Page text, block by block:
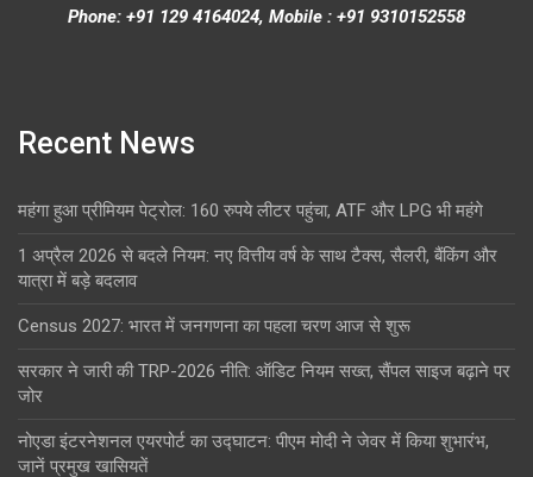
Phone: +91 129 4164024, Mobile : +91 9310152558
Recent News
महंगा हुआ प्रीमियम पेट्रोल: 160 रुपये लीटर पहुंचा, ATF और LPG भी महंगे
1 अप्रैल 2026 से बदले नियम: नए वित्तीय वर्ष के साथ टैक्स, सैलरी, बैंकिंग और
यात्रा में बड़े बदलाव
Census 2027: भारत में जनगणना का पहला चरण आज से शुरू
सरकार ने जारी की TRP-2026 नीति: ऑडिट नियम सख्त, सैंपल साइज बढ़ाने पर
जोर
नोएडा इंटरनेशनल एयरपोर्ट का उद्घाटन: पीएम मोदी ने जेवर में किया शुभारंभ,
जानें प्रमुख खासियतें